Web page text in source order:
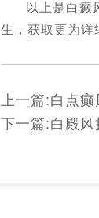
以上是白癜
生，获取更为详
上一篇:白点癫
下一篇:白殿风